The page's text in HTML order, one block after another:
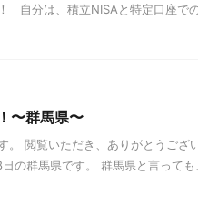
自分は、積立NISAと特定口座で
〜群馬県〜
。 閲覧いただき、ありがとうご
日の群馬県です。 群馬県と言って